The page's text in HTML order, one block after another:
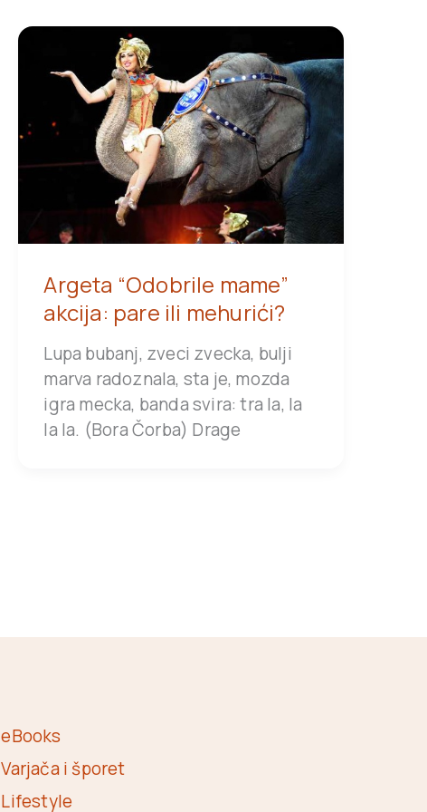
Argeta “Odobrile mame”
akcija: pare ili mehurići?
Lupa bubanj, zveci zvecka, bulji
marva radoznala, sta je, mozda
igra mecka, banda svira: tra la, la
la la. (Bora Čorba) Drage
eBooks
Varjača i šporet
Lifestyle